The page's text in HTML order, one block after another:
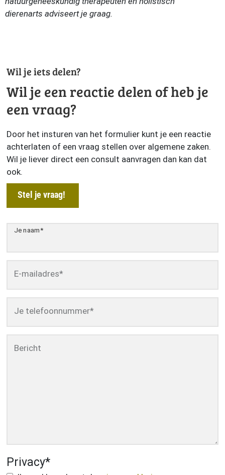
dierenarts adviseert je graag.
Wil je iets delen?
Wil je een reactie delen of heb je
een vraag?
Door het insturen van het formulier kunt je een reactie
achterlaten of een vraag stellen over algemene zaken.
Wil je liever direct een consult aanvragen dan kan dat
ook.
Stel je vraag!
Je naam*
E-mailadres*
Je telefoonnummer*
Bericht
Privacy*